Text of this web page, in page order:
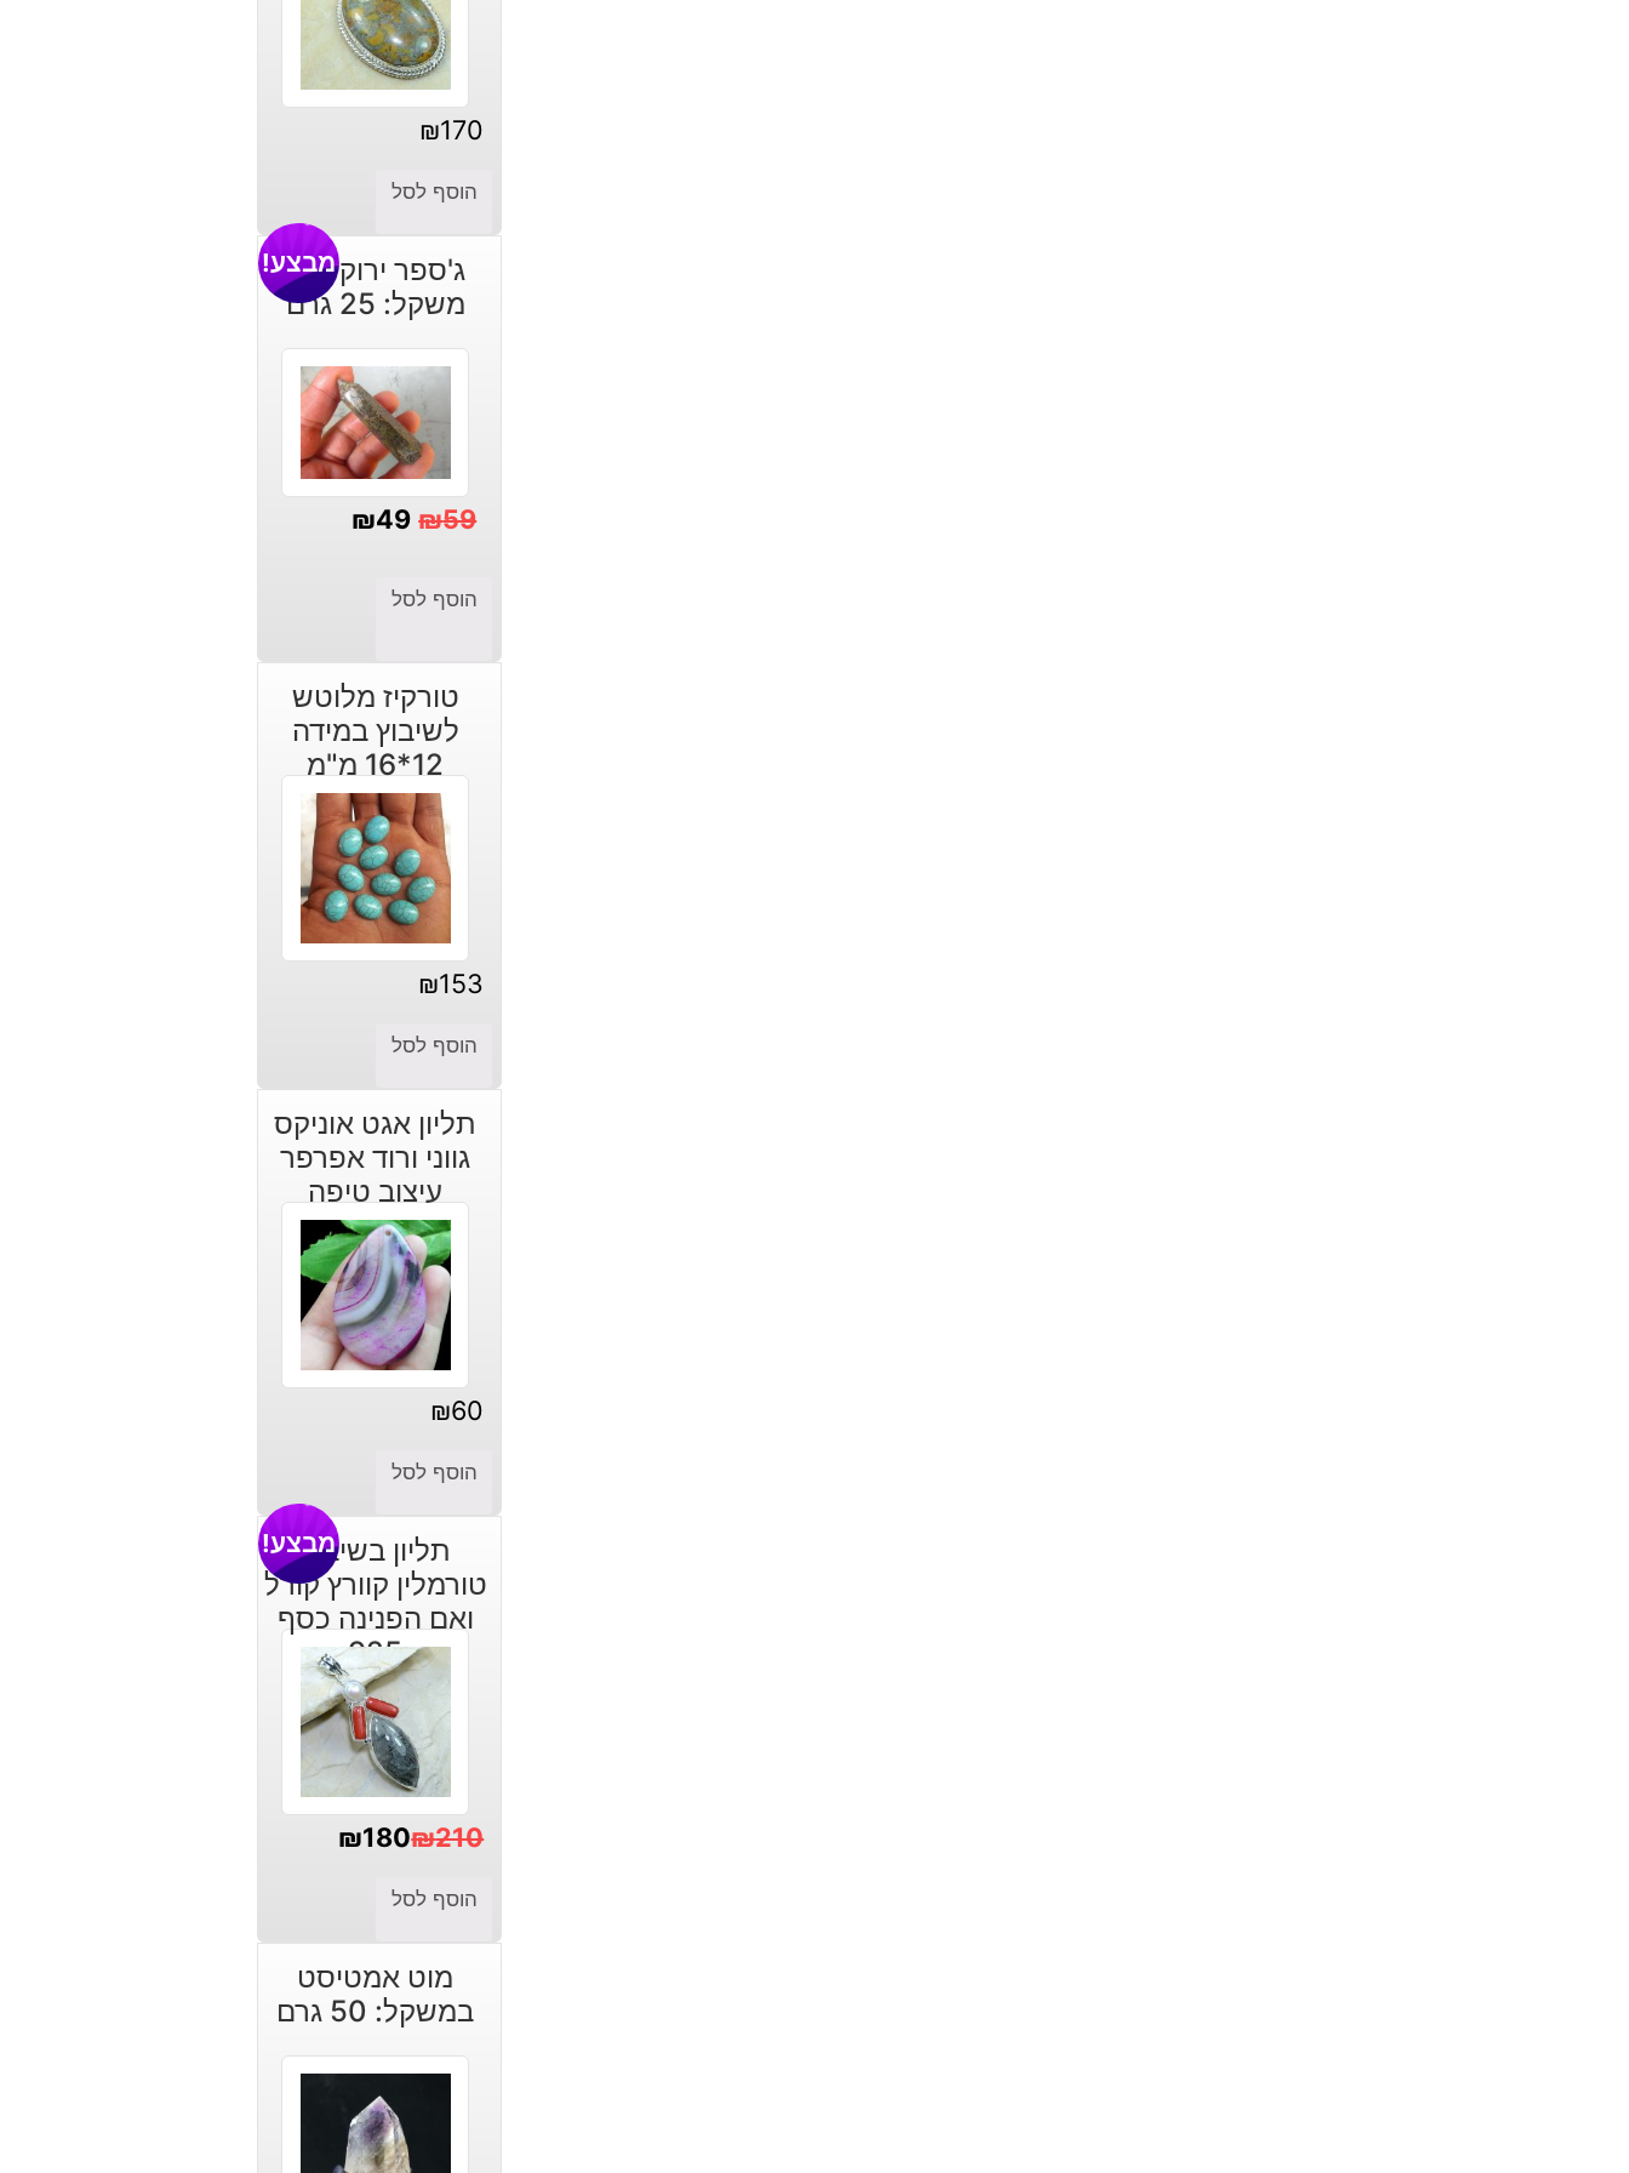
₪170
הוסף לסל
ג'ספר ירוק מוט
משקל: 25 גרם
מבצע!
₪59
המקורי
₪59.
₪49
הנוכחי
₪49.
הוסף לסל
טורקיז מלוטש
לשיבוץ במידה
12*16 מ"מ
₪153
הוסף לסל
תליון אגט אוניקס
גווני ורוד אפרפר
עיצוב טיפה
₪60
הוסף לסל
תליון בשיבוץ
טורמלין קוורץ קורל
ואם הפנינה כסף
925
מבצע!
₪210
המקורי
היה:
₪210.
₪180
הנוכחי
הוא:
₪180.
הוסף לסל
מוט אמטיסט
במשקל: 50 גרם